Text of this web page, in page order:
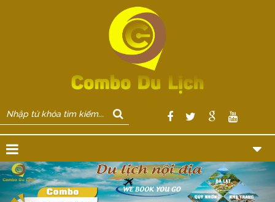
Previous